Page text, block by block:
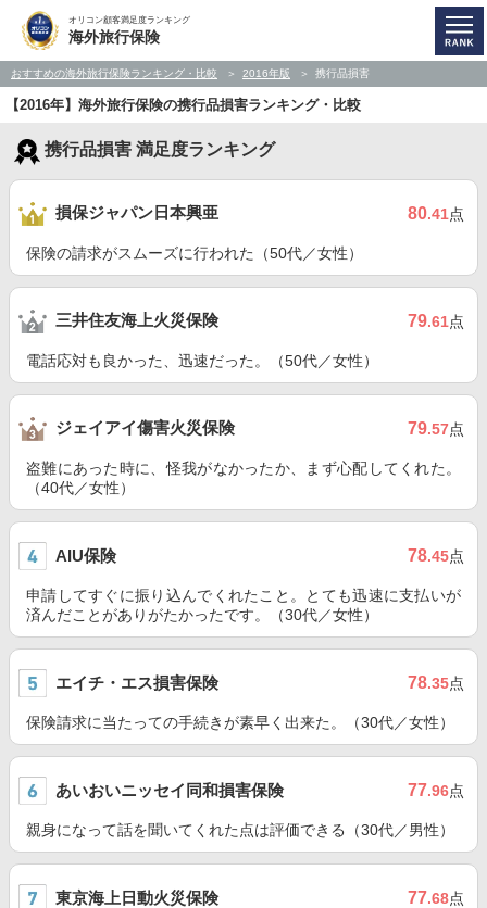
オリコン顧客満足度ランキング
海外旅行保険
おすすめの海外旅行保険ランキング・比較 2016年版 携行品損害
【2016年】海外旅行保険の携行品損害ランキング・比較
携行品損害 満足度ランキング
損保ジャパン日本興亜 80.41点
保険の請求がスムーズに行われた（50代／女性）
三井住友海上火災保険 79.61点
電話応対も良かった、迅速だった。（50代／女性）
ジェイアイ傷害火災保険 79.57点
盗難にあった時に、怪我がなかったか、まず心配してくれた。
（40代／女性）
AIU保険 78.45点
申請してすぐに振り込んでくれたこと。とても迅速に支払いが
済んだことがありがたかったです。（30代／女性）
エイチ・エス損害保険 78.35点
保険請求に当たっての手続きが素早く出来た。（30代／女性）
あいおいニッセイ同和損害保険 77.96点
親身になって話を聞いてくれた点は評価できる（30代／男性）
東京海上日動火災保険 77.68点